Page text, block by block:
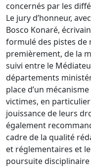
concernés par les
Le jury d’honneur,
Bosco Konaré,
formulé des pistes de
premièrement, de la
suivi entre le
départements
place d’un
victimes, en particulier
jouissance de leurs
également
cadre de la qualité
et réglementaires et
poursuite